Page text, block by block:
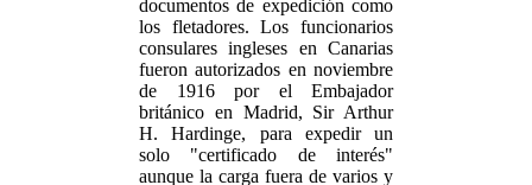
documentos de expedición como
los fletadores. Los funcionarios
consulares ingleses en Canarias
fueron autorizados en noviembre
de 1916 por el Embajador
británico en Madrid, Sir Arthur
H. Hardinge, para expedir un
solo "certificado de interés"
aunque la carga fuera de varios y